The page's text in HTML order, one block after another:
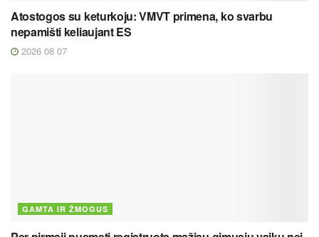
Atostogos su keturkoju: VMVT primena, ko svarbu
nepamišti keliaujant ES
2026 08 07
GAMTA IR ŽMOGUS